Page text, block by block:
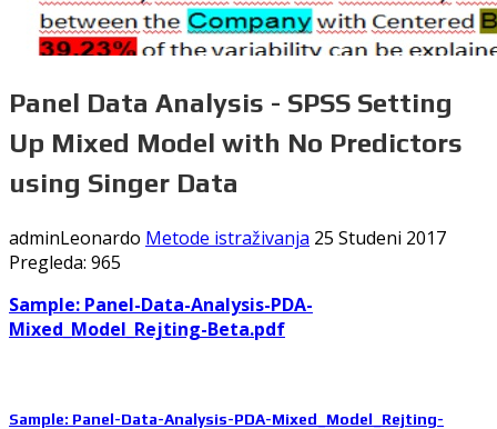
Panel Data Analysis - SPSS Setting
Up Mixed Model with No Predictors
using Singer Data
adminLeonardo Metode istraživanja 25 Studeni 2017
Pregleda: 965
Sample: Panel-Data-Analysis-PDA-
Mixed_Model_Rejting-Beta.pdf
Sample: Panel-Data-Analysis-PDA-Mixed_Model_Rejting-